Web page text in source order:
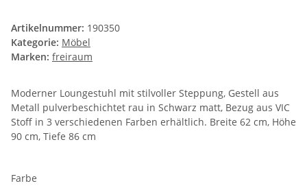
Artikelnummer: 190350
Kategorie: Möbel
Marken: freiraum
Moderner Loungestuhl mit stilvoller Steppung, Gestell aus
Metall pulverbeschichtet rau in Schwarz matt, Bezug aus VIC
Stoff in 3 verschiedenen Farben erhältlich. Breite 62 cm, Höhe
90 cm, Tiefe 86 cm
Farbe